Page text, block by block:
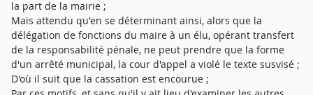
la part de la mairie ;
Mais attendu qu'en se déterminant ainsi, alors que la
délégation de fonctions du maire à un élu, opérant transfert
de la responsabilité pénale, ne peut prendre que la forme
d'un arrêté municipal, la cour d'appel a violé le texte susvisé ;
D'où il suit que la cassation est encourue ;